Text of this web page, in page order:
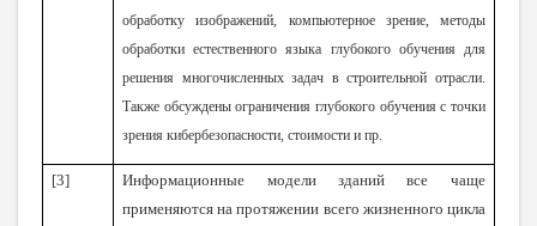
обработку изображений, компьютерное зрение, методы
обработки естественного языка глубокого обучения для
решения многочисленных задач в строительной отрасли.
Также обсуждены ограничения глубокого обучения с точки
зрения кибербезопасности, стоимости и пр.
[3]
Информационные модели зданий все чаще
применяются на протяжении всего жизненного цикла